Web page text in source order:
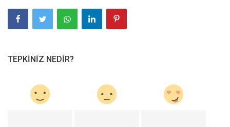
TEPKINIZ NEDIR?